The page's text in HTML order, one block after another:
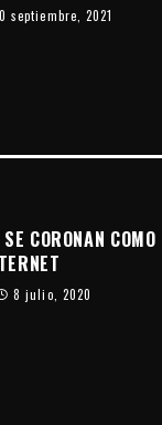
septiembre, 2021
CORONAN COMO
8 julio, 2020